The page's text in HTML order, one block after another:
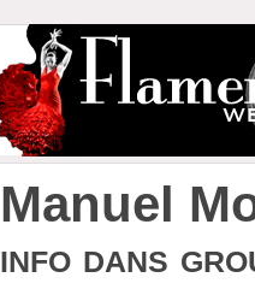
Manuel
info dans